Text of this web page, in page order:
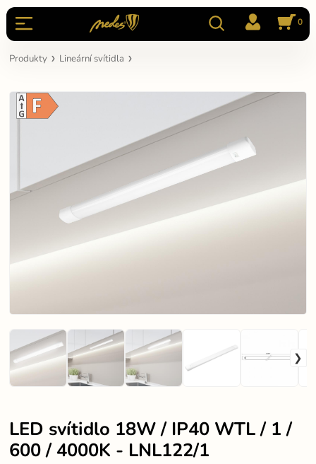
0
Produkty Lineární svítidla
LED svítidlo 18W / IP40 WTL / 1 /
600 / 4000K - LNL122/1